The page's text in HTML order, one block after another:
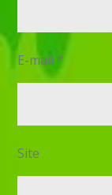
E-mail*
Site